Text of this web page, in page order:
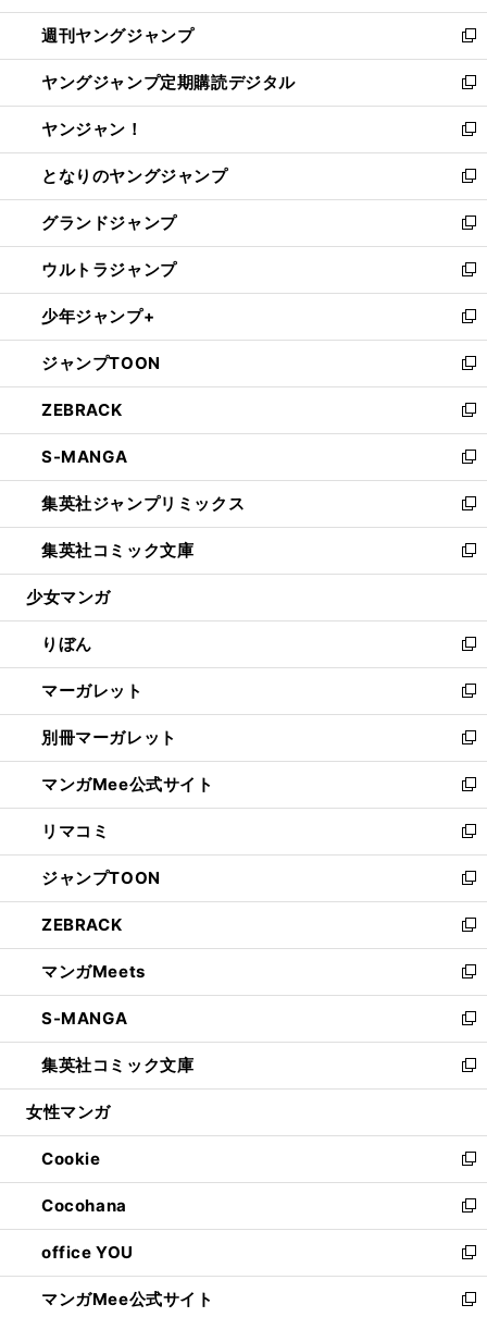
開
く
ウ
で
開
く
ン
ド
ウ
で
開
く
ウ
ィ
ン
ド
ウ
で
開
く
週刊ヤングジャンプ
新
し
い
ウ
ィ
ン
ド
ウ
で
開
く
ヤングジャンプ定期購読デジタル
新
し
い
ウ
ィ
ン
ド
ウ
で
開
く
ヤンジャン！
新
し
い
ウ
ィ
ン
ド
ウ
で
開
く
となりのヤングジャンプ
新
し
い
ウ
ィ
ン
ド
ウ
で
開
く
グランドジャンプ
新
し
い
ウ
ィ
ン
ド
ウ
で
開
く
ウルトラジャンプ
新
し
い
ウ
ィ
ン
ド
ウ
で
開
く
少年ジャンプ+
新
し
い
ウ
ィ
ン
ド
ウ
で
開
く
ジャンプTOON
新
し
い
ウ
ィ
ン
ド
ウ
で
開
ZEBRACK
新
し
い
ウ
ィ
ン
ド
ウ
開
く
S-MANGA
新
し
い
ウ
ィ
ン
ウ
で
開
く
集英社ジャンプリミックス
新
し
い
ウ
ン
ド
ウ
で
開
く
集英社コミック文庫
新
し
ウ
ィ
ン
ド
ウ
で
開
く
少女マンガ
りぼん
新
し
い
ウ
ィ
ン
ド
ウ
で
開
く
マーガレット
新
し
い
ウ
ィ
ン
ド
ウ
で
開
く
別冊マーガレット
新
し
い
ウ
ィ
ン
ド
ウ
で
開
く
マンガMee公式サイト
新
し
い
ウ
ィ
ン
ド
ウ
で
開
く
リマコミ
新
し
い
ウ
ィ
ン
ド
ウ
で
開
く
ジャンプTOON
新
し
い
ウ
ィ
ン
ド
ウ
で
開
ZEBRACK
新
し
い
ウ
ィ
ン
ド
ウ
開
く
マンガMeets
新
し
い
ウ
ィ
ン
ウ
で
開
く
S-MANGA
新
し
い
ウ
ン
ド
ウ
で
開
く
集英社コミック文庫
新
し
ウ
ィ
ン
ド
ウ
で
開
く
女性マンガ
Cookie
新
し
い
ウ
ィ
ン
ド
Cocohana
新
し
い
ウ
ィ
office YOU
新
し
い
マンガMee公式サイト 新